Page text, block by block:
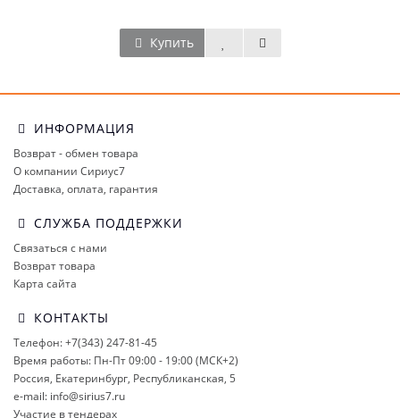
Купить
ИНФОРМАЦИЯ
Возврат - обмен товара
О компании Сириус7
Доставка, оплата, гарантия
СЛУЖБА ПОДДЕРЖКИ
Связаться с нами
Возврат товара
Карта сайта
КОНТАКТЫ
Телефон: +7(343) 247-81-45
Время работы: Пн-Пт 09:00 - 19:00 (МСК+2)
Россия, Екатеринбург, Республиканская, 5
e-mail: info@sirius7.ru
Участие в тендерах